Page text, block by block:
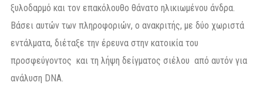
ξυλοδαρμό και τον επακόλουθο θάνατο ηλικιωμένου άνδρα.
Βάσει αυτών των πληροφοριών, ο ανακριτής, με δύο χωριστά
εντάλματα, διέταξε την έρευνα στην κατοικία του
προσφεύγοντος και τη λήψη δείγματος σιέλου από αυτόν για
ανάλυση DNA.